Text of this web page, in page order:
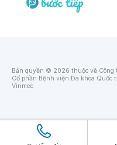
Bản quyền © 2026 thuộc về Công
Cổ phần Bệnh viện Đa khoa Quốc
Vinmec